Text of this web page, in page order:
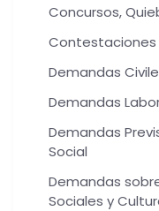
Concursos,
Contestaciones
Demandas
Demandas
Demandas
Social
Demandas
Sociales y